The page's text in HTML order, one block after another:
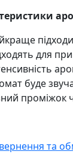
для
буде
проміжок
та